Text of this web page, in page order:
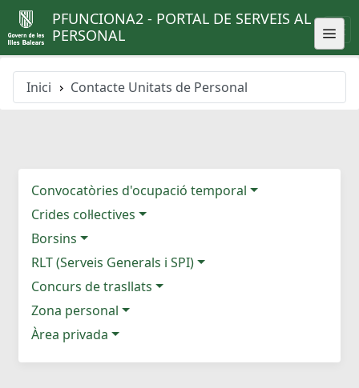
PFUNCIONA2 - PORTAL DE SERVEIS AL
PERSONAL
Inici Contacte Unitats de Personal
Convocatòries d'ocupació temporal
Crides col·lectives
Borsins
RLT (Serveis Generals i SPI)
Concurs de trasllats
Zona personal
Àrea privada